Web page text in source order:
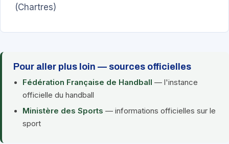
(Chartres)
Pour aller plus loin — sources officielles
Fédération Française de Handball — l'instance
officielle du handball
Ministère des Sports — informations officielles sur le
sport